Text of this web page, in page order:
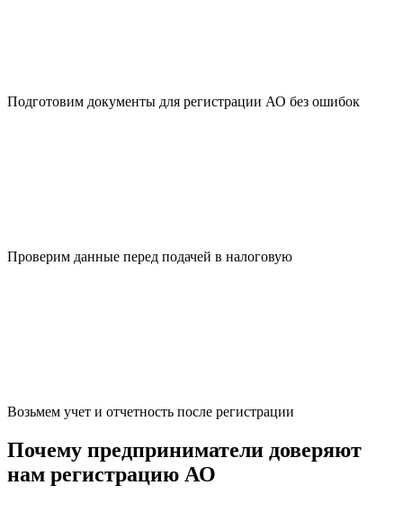
Подготовим документы для регистрации АО без ошибок
Проверим данные перед подачей в налоговую
Возьмем учет и отчетность после регистрации
Почему предприниматели доверяют
нам регистрацию АО